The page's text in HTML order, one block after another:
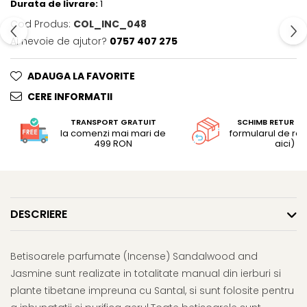
Durata de livrare:1
Cod Produs: COL_INC_048
Ai nevoie de ajutor? 0757 407 275
ADAUGA LA FAVORITE
CERE INFORMATII
TRANSPORT GRATUIT
la comenzi mai mari de
499 RON
SCHIMB RETUR
formularul de
aici)
DESCRIERE
Betisoarele parfumate (Incense) Sandalwood and
Jasmine sunt realizate in totalitate manual din ierburi si
plante tibetane impreuna cu Santal, si sunt folosite pentru